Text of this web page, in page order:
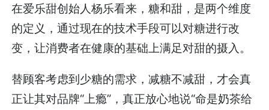
在爱乐甜创始人杨乐看来，糖和甜，是两个维度
的定义，通过现在的技术手段可以对糖进行改
变，让消费者在健康的基础上满足对甜的摄入。
替顾客考虑到少糖的需求，减糖不减甜，才会真
正让其对品牌“上瘾”，真正放心地说“命是奶茶给